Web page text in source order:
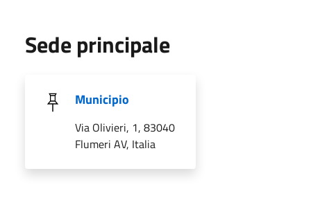
Sede principale
Municipio
Via Olivieri, 1, 83040
Flumeri AV, Italia